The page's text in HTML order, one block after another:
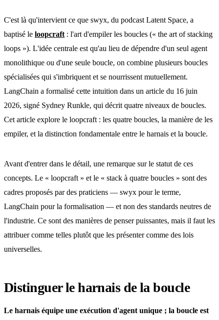
C'est là qu'intervient ce que swyx, du podcast Latent Space, a
baptisé le loopcraft : l'art d'empiler les boucles (« the art of stacking
loops »). L'idée centrale est qu'au lieu de dépendre d'un seul agent
monolithique ou d'une seule boucle, on combine plusieurs boucles
spécialisées qui s'imbriquent et se nourrissent mutuellement.
LangChain a formalisé cette intuition dans un article du 16 juin
2026, signé Sydney Runkle, qui décrit quatre niveaux de boucles.
Cet article explore le loopcraft : les quatre boucles, la manière de les
empiler, et la distinction fondamentale entre le harnais et la boucle.
Avant d'entrer dans le détail, une remarque sur le statut de ces
concepts. Le « loopcraft » et le « stack à quatre boucles » sont des
cadres proposés par des praticiens — swyx pour le terme,
LangChain pour la formalisation — et non des standards neutres de
l'industrie. Ce sont des manières de penser puissantes, mais il faut les
attribuer comme telles plutôt que les présenter comme des lois
universelles.
Distinguer le harnais de la boucle
Le harnais équipe une exécution d'agent unique ; la boucle est